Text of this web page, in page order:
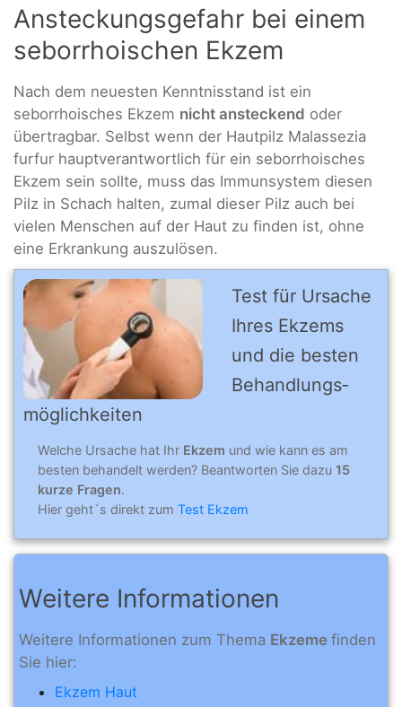
Ansteckungsgefahr bei einem
seborrhoischen Ekzem
Nach dem neuesten Kenntnisstand ist ein
seborrhoisches Ekzem nicht ansteckend oder
übertragbar. Selbst wenn der Hautpilz Malassezia
furfur hauptverantwortlich für ein seborrhoisches
Ekzem sein sollte, muss das Immunsystem diesen
Pilz in Schach halten, zumal dieser Pilz auch bei
vielen Menschen auf der Haut zu finden ist, ohne
eine Erkrankung auszulösen.
Test für Ursache
Ihres Ek­zems
und die bes­ten
Be­hand­lungs­
mög­lich­kei­ten
Welche Ursache hat Ihr Ekzem und wie kann es am
besten behandelt werden? Beantworten Sie dazu 15
kurze Fragen.
Hier geht´s direkt zum Test Ekzem
Weitere Informationen
Weitere Informationen zum Thema Ekzeme finden
Sie hier:
Ekzem Haut